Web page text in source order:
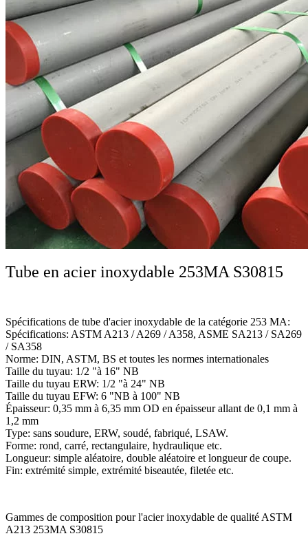
Tube en acier inoxydable 253MA S30815
Spécifications de tube d'acier inoxydable de la catégorie 253 MA:
Spécifications: ASTM A213 / A269 / A358, ASME SA213 / SA269
/ SA358
Norme: DIN, ASTM, BS et toutes les normes internationales
Taille du tuyau: 1/2 "à 16" NB
Taille du tuyau ERW: 1/2 "à 24" NB
Taille du tuyau EFW: 6 "NB à 100" NB
Épaisseur: 0,35 mm à 6,35 mm OD en épaisseur allant de 0,1 mm à
1,2 mm
Type: sans soudure, ERW, soudé, fabriqué, LSAW.
Forme: rond, carré, rectangulaire, hydraulique etc.
Longueur: simple aléatoire, double aléatoire et longueur de coupe.
Fin: extrémité simple, extrémité biseautée, filetée etc.
Gammes de composition pour l'acier inoxydable de qualité ASTM
A213 253MA S30815